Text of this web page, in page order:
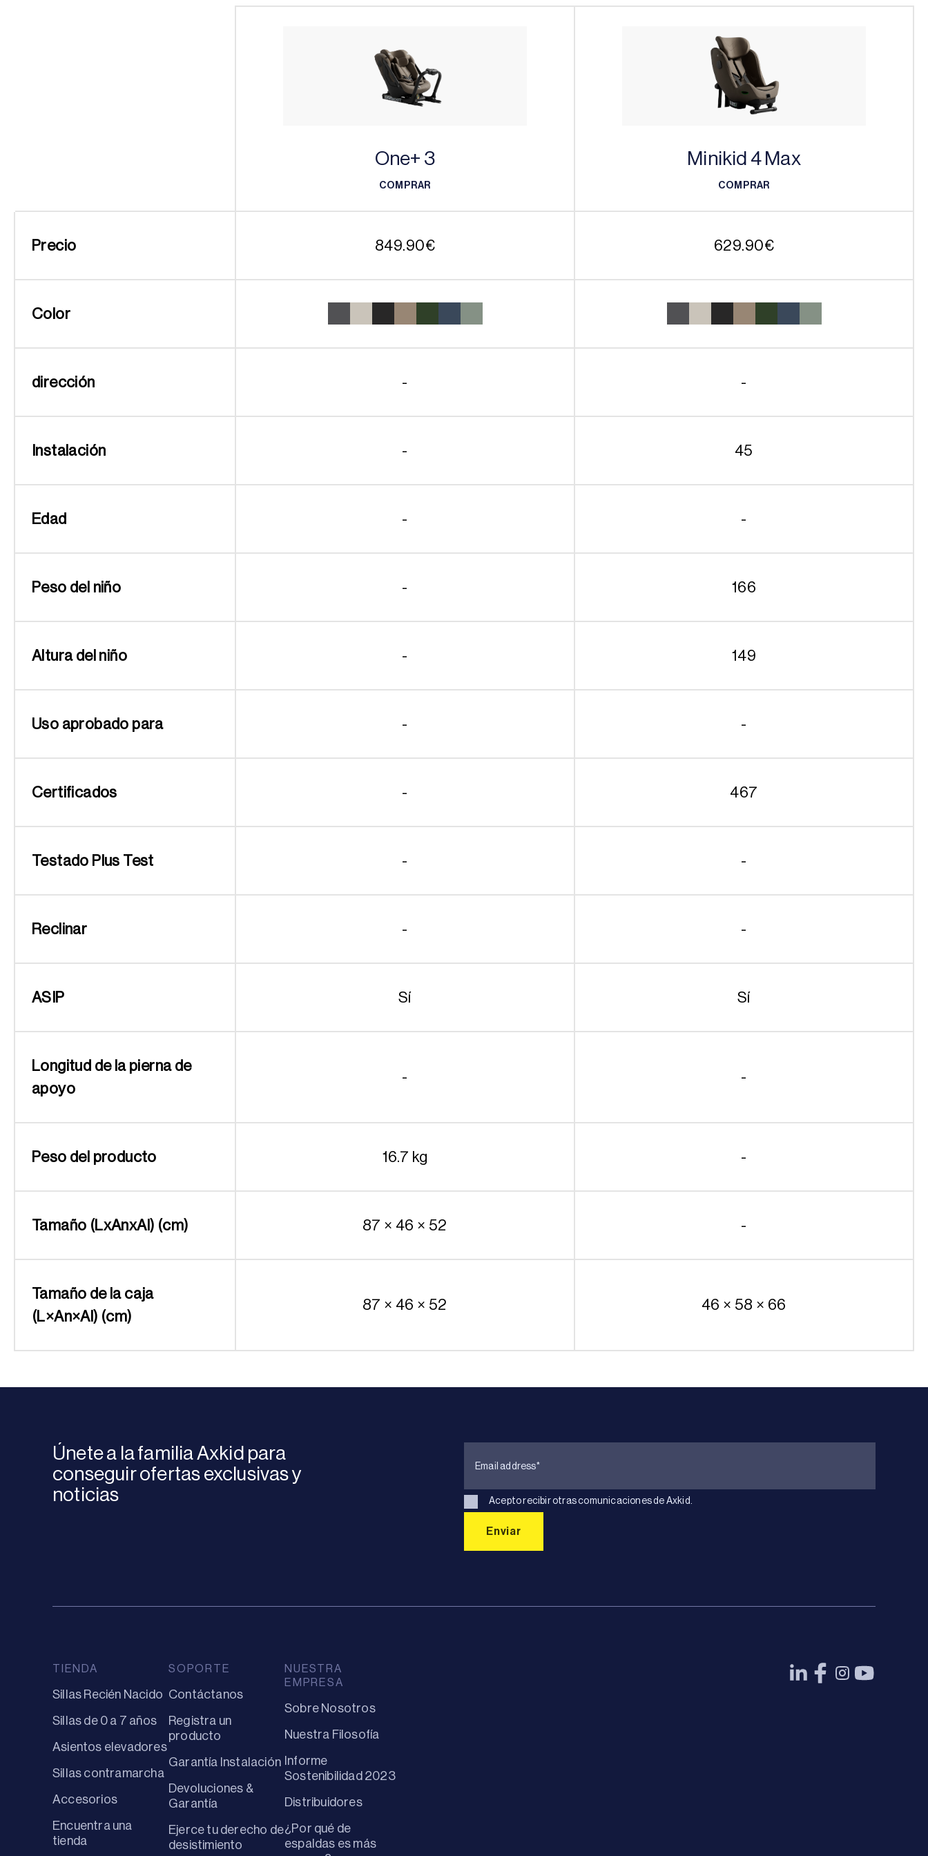
One+ 3
COMPRAR
Minikid 4 Max
COMPRAR
Precio 849.90€ 629.90€
Color
dirección - -
Instalación - 45
Edad - -
Peso del niño - 166
Altura del niño - 149
Uso aprobado para - -
Certificados - 467
Testado Plus Test - -
Reclinar - -
ASIP Sí Sí
Longitud de la pierna de
apoyo
- -
Peso del producto 16.7 kg -
Tamaño (LxAnxAl) (cm) 87 × 46 × 52 -
Tamaño de la caja
(L×An×Al) (cm)
87 × 46 × 52 46 × 58 × 66
Únete a la familia Axkid para
conseguir ofertas exclusivas y
noticias
Acepto recibir otras comunicaciones de Axkid.
TIENDA
Sillas Recién Nacido
Sillas de 0 a 7 años
Asientos elevadores
Sillas contramarcha
Accesorios
Encuentra una
tienda
SOPORTE
Contáctanos
Registra un
producto
Garantía Instalación
Devoluciones &
Garantía
Ejerce tu derecho de
desistimiento
NUESTRA
EMPRESA
Sobre Nosotros
Nuestra Filosofía
Informe
Sostenibilidad 2023
Distribuidores
¿Por qué de
espaldas es más